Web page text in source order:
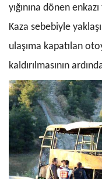
yığınına dönen
Kaza sebebiyle
ulaşıma kapatılan
kaldırılmasının